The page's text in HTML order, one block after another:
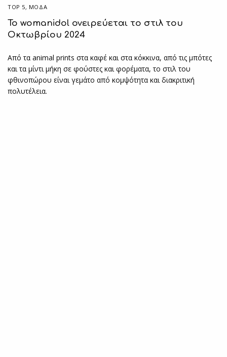
TOP 5, ΜΟΔΑ
Το womanidol ονειρεύεται το στιλ του
Οκτωβρίου 2024
Από τα animal prints στα καφέ και στα κόκκινα, από τις μπότες
και τα μίντι μήκη σε φούστες και φορέματα, το στιλ του
φθινοπώρου είναι γεμάτο από κομψότητα και διακριτική
πολυτέλεια.